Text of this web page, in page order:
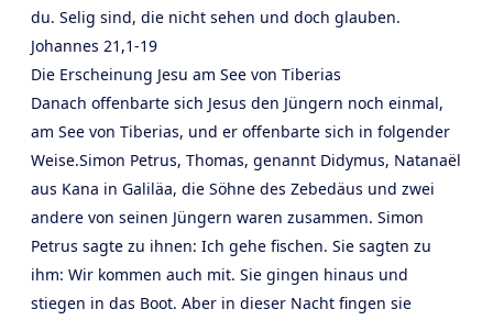
du. Selig sind, die nicht sehen und doch glauben.
Johannes 21,1-19
Die Erscheinung Jesu am See von Tiberias
Danach offenbarte sich Jesus den Jüngern noch einmal,
am See von Tiberias, und er offenbarte sich in folgender
Weise.Simon Petrus, Thomas, genannt Didymus, Natanaël
aus Kana in Galiläa, die Söhne des Zebedäus und zwei
andere von seinen Jüngern waren zusammen. Simon
Petrus sagte zu ihnen: Ich gehe fischen. Sie sagten zu
ihm: Wir kommen auch mit. Sie gingen hinaus und
stiegen in das Boot. Aber in dieser Nacht fingen sie